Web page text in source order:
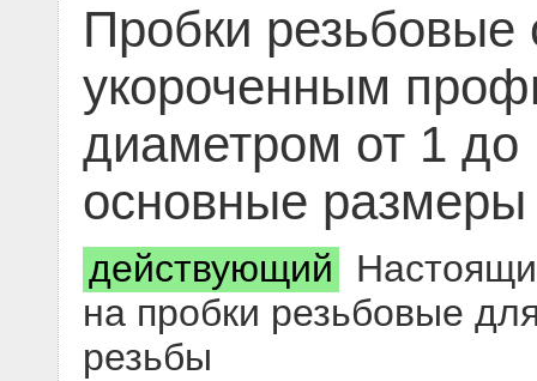
Пробки резьбовые
укороченным
диаметром от 1 до
основные размеры
действующий
на пробки резьбовые
резьбы